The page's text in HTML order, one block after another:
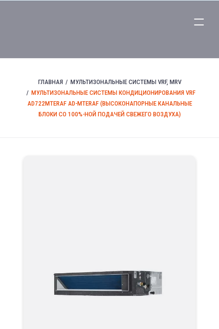
ГЛАВНАЯ
МУЛЬТИЗОНАЛЬНЫЕ СИСТЕМЫ VRF, MRV
МУЛЬТИЗОНАЛЬНЫЕ СИСТЕМЫ КОНДИЦИОНИРОВАНИЯ VRF
AD722MTERAF AD-MTERAF (ВЫСОКОНАПОРНЫЕ КАНАЛЬНЫЕ
БЛОКИ СО 100%-НОЙ ПОДАЧЕЙ СВЕЖЕГО ВОЗДУХА)